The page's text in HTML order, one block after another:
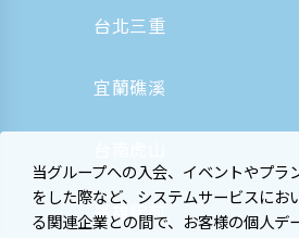
台北三重
宜蘭礁溪
高雄駅前
当グループへの入会、イベントやプラ
をした際など、システムサービスにお
る関連企業との間で、お客様の個人デ